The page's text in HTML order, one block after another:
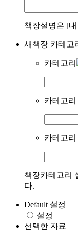
책장설명은 [
새책장 카테고
카테고리
카테고리
카테고리
책장카테고리
다.
Default 설정
설정
선택한 자료